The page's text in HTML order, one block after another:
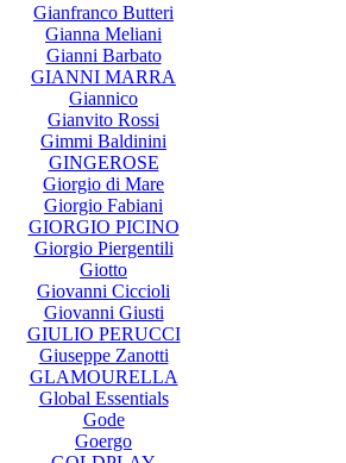
Gianfranco Butteri
Gianna Meliani
Gianni Barbato
GIANNI MARRA
Giannico
Gianvito Rossi
Gimmi Baldinini
GINGEROSE
Giorgio di Mare
Giorgio Fabiani
GIORGIO PICINO
Giorgio Piergentili
Giotto
Giovanni Ciccioli
Giovanni Giusti
GIULIO PERUCCI
Giuseppe Zanotti
GLAMOURELLA
Global Essentials
Gode
Goergo